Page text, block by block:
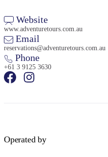
地
域
旅
を
Website
www.adventuretours.com.au
Email
reservations@adventuretours.com.au
Phone
+61 3 9125 3630
Operated by